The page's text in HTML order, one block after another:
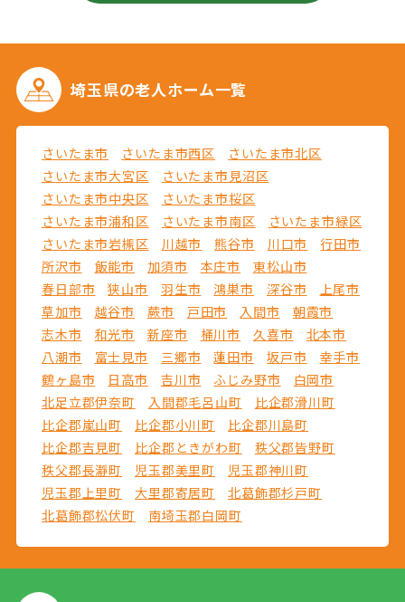
埼玉県の老人ホーム一覧
さいたま市 さいたま市西区
さいたま市北区
さいたま市大宮区
さいたま市見沼区
さいたま市中央区
さいたま市桜区
さいたま市浦和区
さいたま市南区
さいたま市緑区
さいたま市岩槻区
川越市 熊谷市 川口市
行田市
所沢市
飯能市 加須市 本庄市
東松山市
春日部市
狭山市 羽生市 鴻巣市 深谷市
上尾市
草加市
越谷市 蕨市 戸田市 入間市
朝霞市
志木市
和光市 新座市 桶川市 久喜市
北本市
八潮市
富士見市 三郷市 蓮田市 坂戸市
幸手市
鶴ヶ島市
日高市 吉川市 ふじみ野市
白岡市
北足立郡伊奈町
入間郡毛呂山町
比企郡滑川町
比企郡嵐山町
比企郡小川町
比企郡川島町
比企郡吉見町
比企郡ときがわ町
秩父郡皆野町
秩父郡長瀞町
児玉郡美里町
児玉郡神川町
児玉郡上里町
大里郡寄居町
北葛飾郡杉戸町
北葛飾郡松伏町
南埼玉郡白岡町